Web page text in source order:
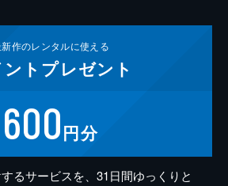
作のレンタルに使える
ト プレゼント
600円分
るサービスを、31日間ゆっくりと